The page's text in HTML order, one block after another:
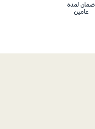
ضمان لمدة
عامين